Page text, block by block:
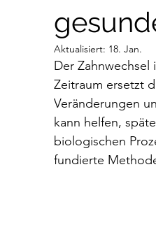
Aktualisiert: 18. Jan.
Der Zahnwechsel
Zeitraum ersetzt
Veränderungen
kann helfen,
biologischen
fundierte